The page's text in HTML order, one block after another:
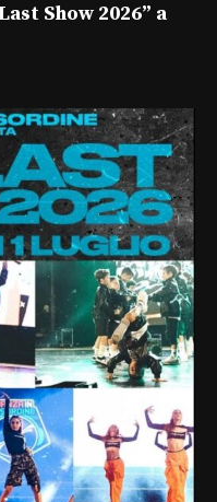
Show 2026” a